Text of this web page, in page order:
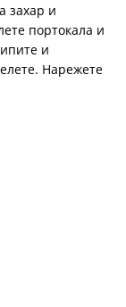
захар и
портокала и
и
Нарежете